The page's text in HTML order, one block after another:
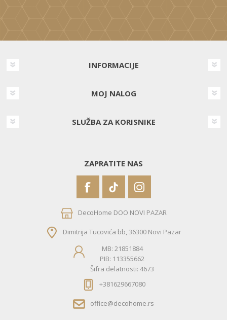
INFORMACIJE
MOJ NALOG
SLUŽBA ZA KORISNIKE
ZAPRATITE NAS
DecoHome DOO NOVI PAZAR
Dimitrija Tucovića bb, 36300 Novi Pazar
MB: 21851884
PIB: 113355662
Šifra delatnosti: 4673
+381629667080
office@decohome.rs